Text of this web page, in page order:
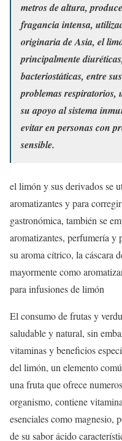
metros de altura,
fragancia intensa,
originaria de Asia, el
principalmente
bacteriostáticas, entre
problemas respiratorios,
su apoyo al sistema
evitar en personas con
sensible.
el limón y sus derivados se
aromatizantes y para
gastronómica, también se
aromatizantes, perfumería y
su aroma cítrico, la cáscara
mayormente como
para infusiones de limón
El consumo de frutas y
saludable y natural, sin
vitaminas y beneficios
del limón, un elemento
una fruta que ofrece
organismo, contiene
esenciales como magnesio,
de su sabor ácido